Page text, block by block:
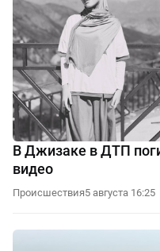
В Джизаке в ДТП
видео
Происшествия5 августа 16:25